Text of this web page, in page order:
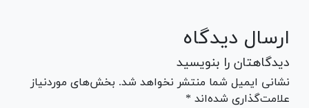
ارسال دیدگاه
دیدگاهتان را بنویسید
نشانی ایمیل شما منتشر نخواهد شد. بخش‌های موردنیاز
علامت‌گذاری شده‌اند *